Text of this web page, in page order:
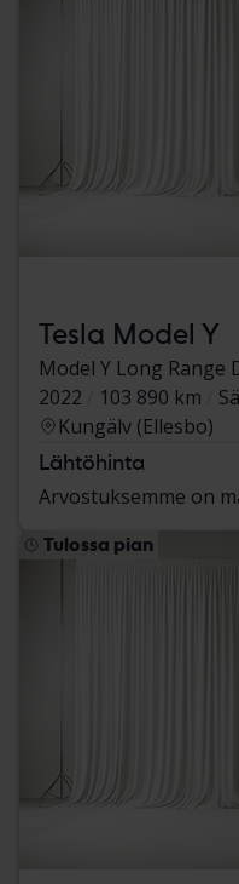
Tesla Model Y
Model Y Long Range
2022
103 890 km
Kungälv (Ellesbo)
Lähtöhinta
Arvostuksemme on
Tulossa pian